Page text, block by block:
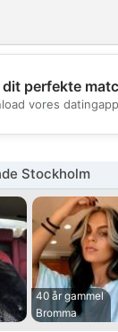
dit perfekte
vores
Stockholm
40 år gammel
Bromma